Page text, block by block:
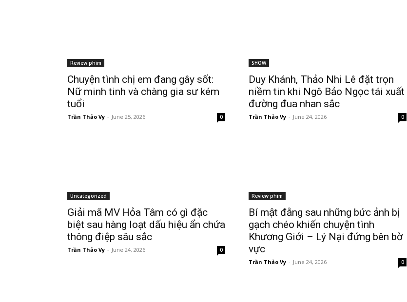
Review phim
Chuyện tình chị em đang gây sốt:
Nữ minh tinh và chàng gia sư kém
tuổi
Trần Thảo Vy - June 25, 2026 0
SHOW
Duy Khánh, Thảo Nhi Lê đặt trọn
niềm tin khi Ngô Bảo Ngọc tái xuất
đường đua nhan sắc
Trần Thảo Vy - June 24, 2026 0
Uncategorized
Giải mã MV Hỏa Tâm có gì đặc
biệt sau hàng loạt dấu hiệu ẩn chứa
thông điệp sâu sắc
Trần Thảo Vy - June 24, 2026 0
Review phim
Bí mật đằng sau những bức ảnh bị
gạch chéo khiến chuyện tình
Khương Giới – Lý Nại đứng bên bờ
vực
Trần Thảo Vy - June 24, 2026 0